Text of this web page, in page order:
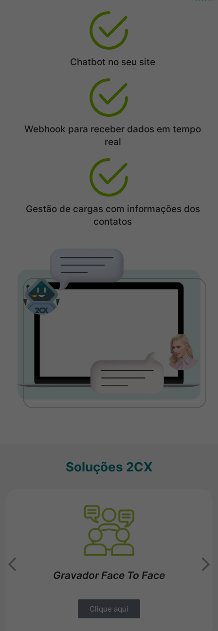
Chatbot no seu site
Webhook para receber dados em tempo
real
Gestão de cargas com informações dos
contatos
Soluções 2CX
Gravador Face To Face
Clique aqui